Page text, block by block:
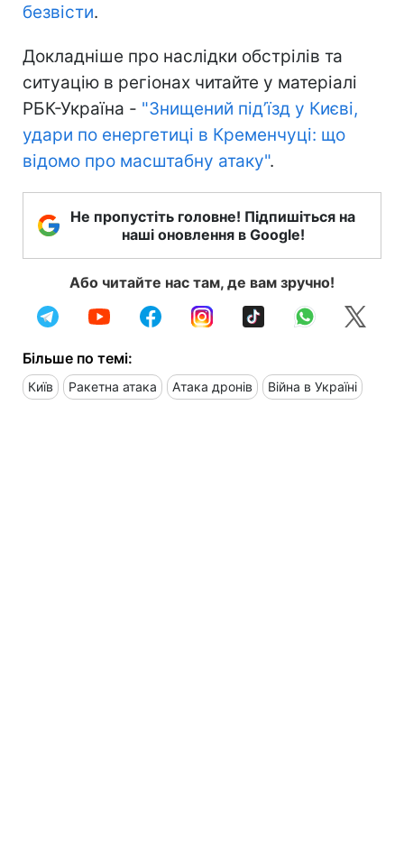
безвісти.
Докладніше про наслідки обстрілів та
ситуацію в регіонах читайте у матеріалі
РБК-Україна - "Знищений під’їзд у Києві,
удари по енергетиці в Кременчуці: що
відомо про масштабну атаку".
Не пропустіть головне! Підпишіться на
наші оновлення в Google!
Або читайте нас там, де вам зручно!
Більше по темі:
Київ Ракетна атака Атака дронів Війна в Україні